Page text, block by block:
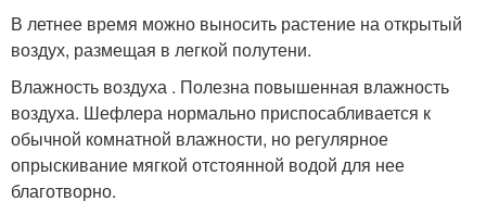
В летнее время можно выносить растение на открытый
воздух, размещая в легкой полутени.
Влажность воздуха . Полезна повышенная влажность
воздуха. Шефлера нормально приспосабливается к
обычной комнатной влажности, но регулярное
опрыскивание мягкой отстоянной водой для нее
благотворно.